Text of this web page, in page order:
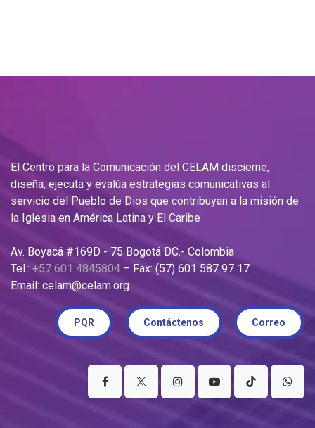
El Centro para la Comunicación del CELAM discierne,
diseña, ejecuta y evalúa estrategias comunicativas al
servicio del Pueblo de Dios que contribuyan a la misión de
la Iglesia en América Latina y El Caribe
Av. Boyacá #169D - 75 Bogotá DC.- Colombia
Tel.: +57 601 4845804 – Fax: (57) 601 587 97 17
Email: celam@celam.org
PQR Contáctenos Correo